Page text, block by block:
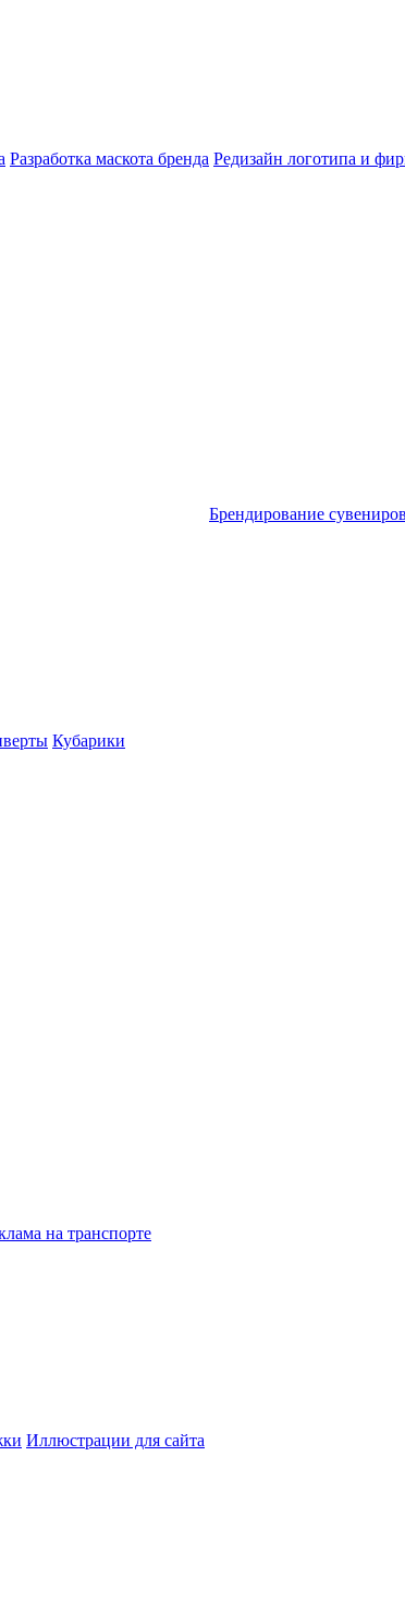
Разработка маскота бренда Редизайн логотипа и
Брендирование сувениров
Кубарики
на транспорте
Иллюстрации для сайта